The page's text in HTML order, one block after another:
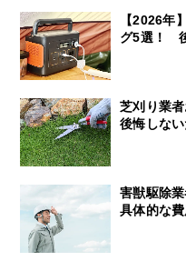
【2026年
グ5選！
芝刈り業
後悔しな
害獣駆除
具体的な